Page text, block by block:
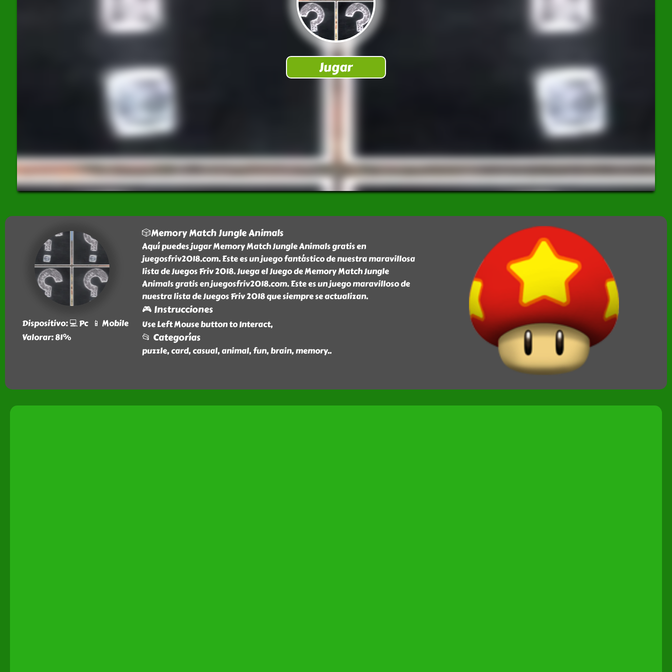
Dispositivo: 💻 Pc 📱 Mobile
Valorar: 81%
🎲Memory Match Jungle Animals
Aquí puedes jugar Memory Match Jungle Animals gratis en
juegosfriv2018.com. Este es un juego fantástico de nuestra maravillosa
lista de Juegos Friv 2018. Juega el Juego de Memory Match Jungle
Animals gratis en juegosfriv2018.com. Este es un juego maravilloso de
nuestra lista de Juegos Friv 2018 que siempre se actualizan.
🎮 Instrucciones
Use Left Mouse button to Interact,
📂 Categorías
puzzle, card, casual, animal, fun, brain, memory..